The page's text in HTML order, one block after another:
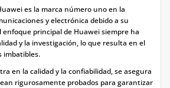
es la marca número uno en la
y electrónica debido a su
enfoque principal de Huawei siempre ha
y la investigación, lo que resulta en el
imbatibles.
en la calidad y la confiabilidad, se asegura
rigurosamente probados para garantizar